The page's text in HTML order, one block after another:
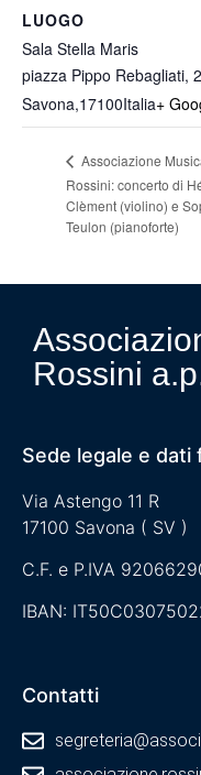
LUOGO
Sala Stella Maris
piazza Pippo Rebagliati, 2
Savona,17100Italia+
Associazione
Rossini: concerto di
Clèment (violino) e
Teulon (pianoforte)
Rossini
Sede legale e dati
Via Astengo 11 R
17100 Savona ( SV )
C.F. e P.IVA
IBAN:
Contatti